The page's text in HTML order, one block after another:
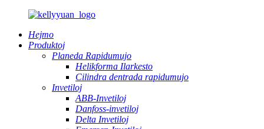
Hejmo
Produktoj
Planeda Rapidumujo
Helikforma Ilarkesto
Cilindra dentrada rapidumujo
Invetiloj
ABB-Invetiloj
Danfoss-invetiloj
Delta Invetiloj